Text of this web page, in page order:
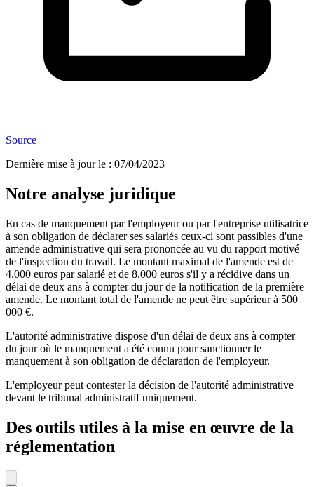
Source
Dernière mise à jour le : 07/04/2023
Notre analyse juridique
En cas de manquement par l'employeur ou par l'entreprise utilisatrice
à son obligation de déclarer ses salariés ceux-ci sont passibles d'une
amende administrative qui sera prononcée au vu du rapport motivé
de l'inspection du travail. Le montant maximal de l'amende est de
4.000 euros par salarié et de 8.000 euros s'il y a récidive dans un
délai de deux ans à compter du jour de la notification de la première
amende. Le montant total de l'amende ne peut être supérieur à 500
000 €.
L'autorité administrative dispose d'un délai de deux ans à compter
du jour où le manquement a été connu pour sanctionner le
manquement à son obligation de déclaration de l'employeur.
L'employeur peut contester la décision de l'autorité administrative
devant le tribunal administratif uniquement.
Des outils utiles à la mise en œuvre de la
réglementation